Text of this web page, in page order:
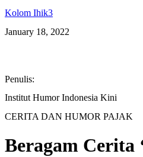
Kolom Ihik3
January 18, 2022
Penulis:
Institut Humor Indonesia Kini
CERITA DAN HUMOR PAJAK
Beragam Cerita